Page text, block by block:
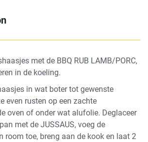
met de BBQ RUB LAMB/PORC,
in de koeling.
in wat boter tot gewenste
even rusten op een zachte
oven of onder wat alufolie. Deglaceer
met de JUSSAUS, voeg de
room toe, breng aan de kook en laat 2